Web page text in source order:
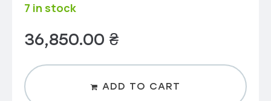
7 in stock
36,850.00 ₴
ADD TO CART